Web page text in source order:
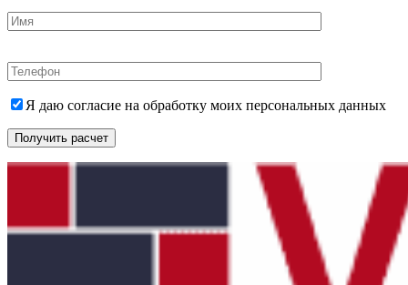
Я даю согласие на обработку моих персональных данных
Получить расчет